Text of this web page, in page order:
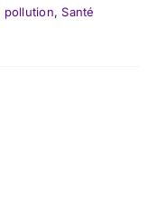
pollution,Santé